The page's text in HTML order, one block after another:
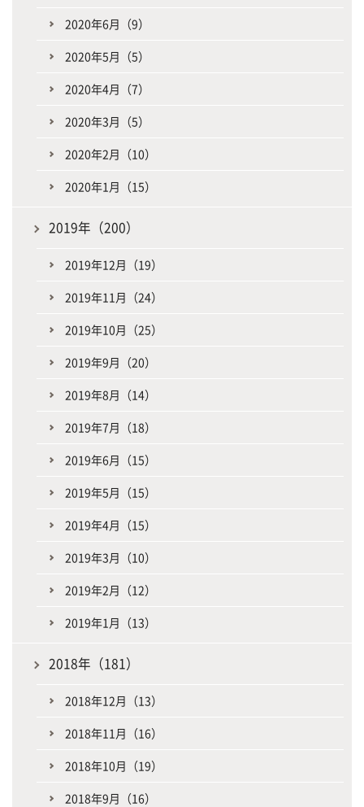
2020年6月（9）
2020年5月（5）
2020年4月（7）
2020年3月（5）
2020年2月（10）
2020年1月（15）
2019年（200）
2019年12月（19）
2019年11月（24）
2019年10月（25）
2019年9月（20）
2019年8月（14）
2019年7月（18）
2019年6月（15）
2019年5月（15）
2019年4月（15）
2019年3月（10）
2019年2月（12）
2019年1月（13）
2018年（181）
2018年12月（13）
2018年11月（16）
2018年10月（19）
2018年9月（16）